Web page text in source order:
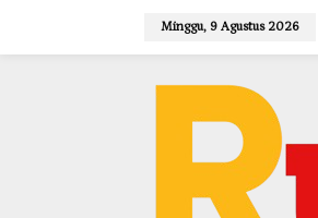
Minggu, 9 Agustus 2026